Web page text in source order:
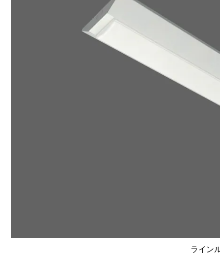
ライン